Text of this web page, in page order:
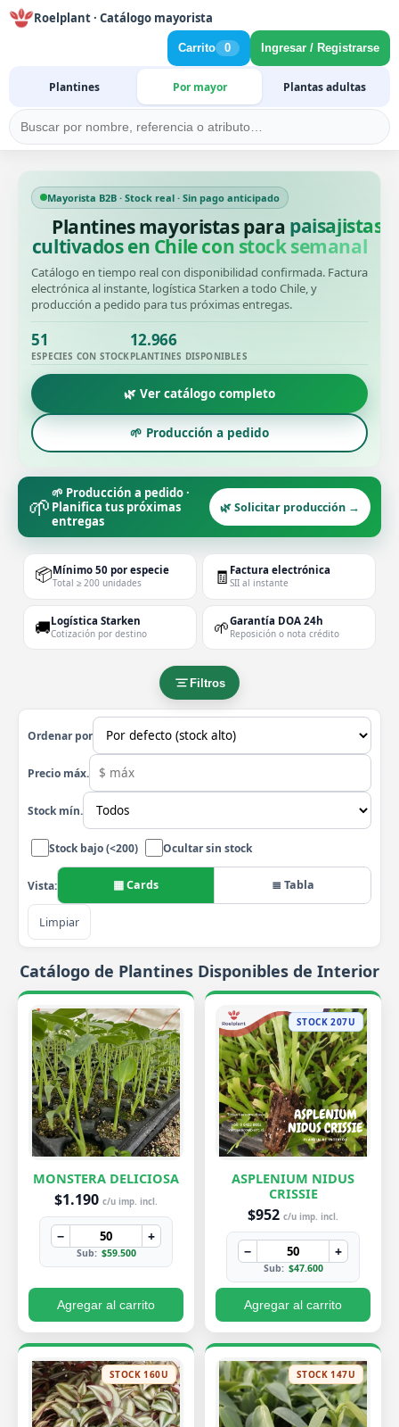
Roelplant · Catálogo mayorista
Plantines Por mayor Plantas adultas
Carrito 0 Ingresar / Registrarse
Mayorista B2B · Stock real · Sin pago anticipado
Plantines mayoristas para productores
cultivados en Chile con stock semanal
Catálogo en tiempo real con disponibilidad confirmada. Factura
electrónica al instante, logística Starken a todo Chile, y
producción a pedido para tus próximas entregas.
51
ESPECIES CON STOCK
12.966
PLANTINES DISPONIBLES
🌿 Ver catálogo completo
🌱 Producción a pedido
🌱🌱 Producción a pedido ·
Planifica tus próximas
entregas
🌿 Solicitar producción →
📦Mínimo 50 por especie
Total ≥ 200 unidades 🧾 Factura electrónica
SII al instante
🚚Logística Starken
Cotización por destino 🌱Garantía DOA 24h
Reposición o nota crédito
Filtros
Ordenar por
Precio máx.
Stock mín.
Stock bajo (<200) Ocultar sin stock
Vista: ▦ Cards ≣ Tabla
Limpiar
Catálogo de Plantines Disponibles de Interior
MONSTERA DELICIOSA
$1.190 c/u imp. incl.
− +
Sub: $59.500
Agregar al carrito
STOCK 207U
ASPLENIUM NIDUS
CRISSIE
$952 c/u imp. incl.
− +
Sub: $47.600
Agregar al carrito
STOCK 160U STOCK 147U